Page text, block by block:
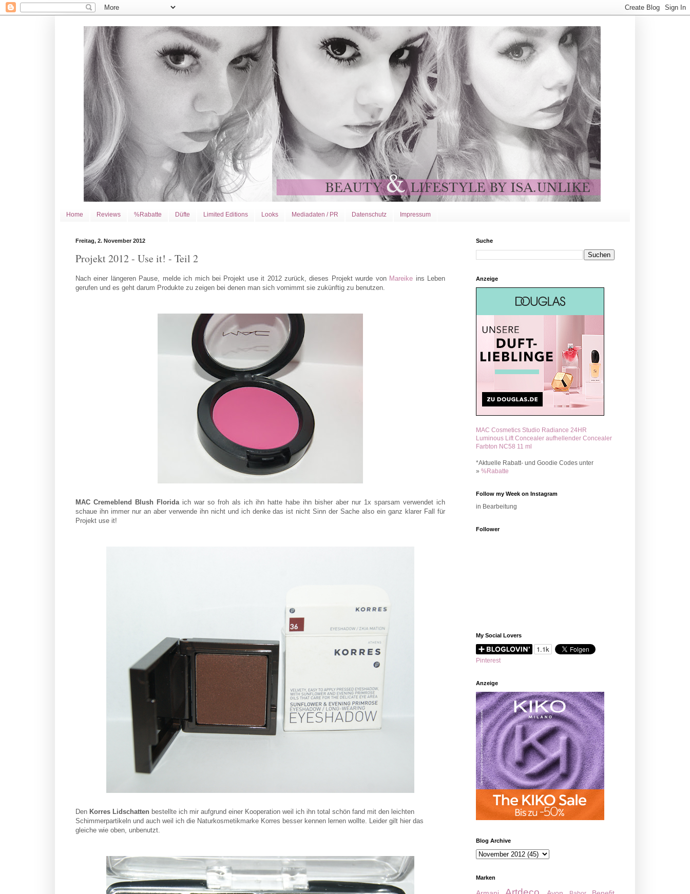
Home Reviews %Rabatte Düfte Limited Editions Looks Mediadaten / PR Datenschutz Impressum
Freitag, 2. November 2012
Projekt 2012 - Use it! - Teil 2
Nach einer längeren Pause, melde ich mich bei Projekt use it 2012 zurück, dieses Projekt wurde von Mareike ins Leben
gerufen und es geht darum Produkte zu zeigen bei denen man sich vornimmt sie zukünftig zu benutzen.
MAC Cremeblend Blush Florida ich war so froh als ich ihn hatte habe ihn bisher aber nur 1x sparsam verwendet ich
schaue ihn immer nur an aber verwende ihn nicht und ich denke das ist nicht Sinn der Sache also ein ganz klarer Fall für
Projekt use it!
Den Korres Lidschatten bestellte ich mir aufgrund einer Kooperation weil ich ihn total schön fand mit den leichten
Schimmerpartikeln und auch weil ich die Naturkosmetikmarke Korres besser kennen lernen wollte. Leider gilt hier das
gleiche wie oben, unbenutzt.
Suche
Anzeige
MAC Cosmetics Studio Radiance 24HR
Luminous Lift Concealer aufhellender Concealer
Farbton NC58 11 ml
*Aktuelle Rabatt- und Goodie Codes unter
» %Rabatte
Follow my Week on Instagram
in Bearbeitung
Follower
My Social Lovers
Pinterest
Anzeige
Blog Archive
Marken